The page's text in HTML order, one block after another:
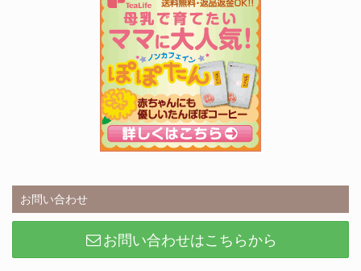
お問い合わせ
お問い合わせはこちらから